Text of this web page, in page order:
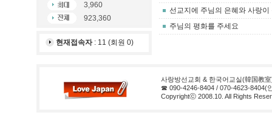
3,960
923,360
현재접속자: 11 (회원 0)
사랑방선교회 & 한국어교실(韓国教
☎ 090-4246-8404 / 070-4623-8404(
Copyrightⓒ 2008.10. All Rights